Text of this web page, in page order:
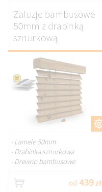
DOSTOSUJ.
Żaluzje bambusowe
50mm z drabinką
sznurkową
- Lamele 50mm
- Drabinka sznurkowa
- Drewno bambusowe
od 439 zł